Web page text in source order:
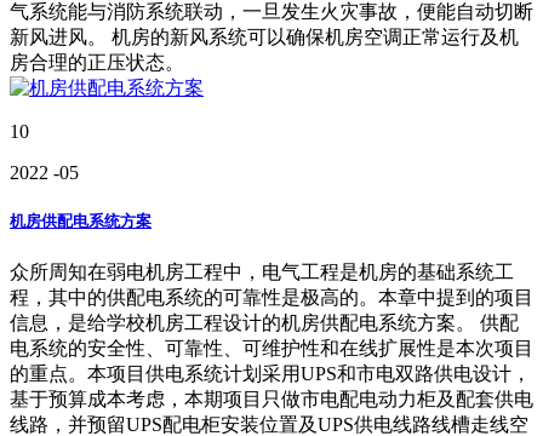
气系统能与消防系统联动，一旦发生火灾事故，便能自动切断
新风进风。 机房的新风系统可以确保机房空调正常运行及机
房合理的正压状态。
10
2022 -05
机房供配电系统方案
众所周知在弱电机房工程中，电气工程是机房的基础系统工
程，其中的供配电系统的可靠性是极高的。本章中提到的项目
信息，是给学校机房工程设计的机房供配电系统方案。 供配
电系统的安全性、可靠性、可维护性和在线扩展性是本次项目
的重点。本项目供电系统计划采用UPS和市电双路供电设计，
基于预算成本考虑，本期项目只做市电配电动力柜及配套供电
线路，并预留UPS配电柜安装位置及UPS供电线路线槽走线空